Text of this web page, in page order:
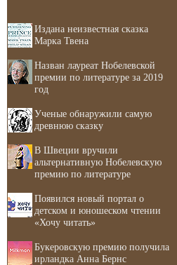
Издана неизвестная сказка
Марка Твена
Назван лауреат Нобелевской
премии по литературе за 2019
год
Ученые обнаружили самую
древнюю сказку
В Швеции вручили
альтернативную Нобелевскую
премию по литературе
Появился новый портал о
детском и юношеском чтении
«Хочу читать»
Букеровскую премию получила
ирландка Анна Бернс